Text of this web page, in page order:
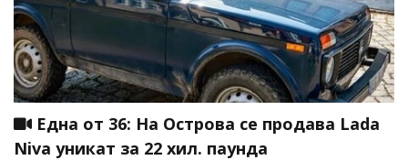
Една от 36: На Острова се продава Lada
Niva уникат за 22 хил. паунда